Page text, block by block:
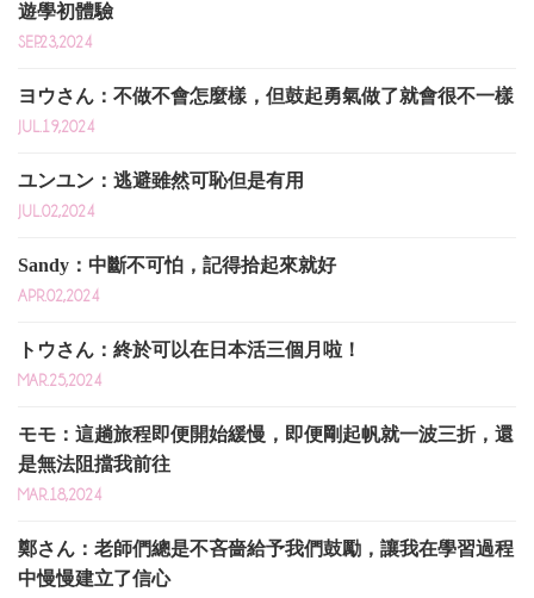
遊學初體驗
SEP.23,2024
ヨウさん：不做不會怎麼樣，但鼓起勇氣做了就會很不一樣
JUL.19,2024
ユンユン：逃避雖然可恥但是有用
JUL.02,2024
Sandy：中斷不可怕，記得拾起來就好
APR.02,2024
トウさん：終於可以在日本活三個月啦！
MAR.25,2024
モモ：這趟旅程即便開始緩慢，即便剛起帆就一波三折，還
是無法阻擋我前往
MAR.18,2024
鄭さん：老師們總是不吝嗇給予我們鼓勵，讓我在學習過程
中慢慢建立了信心